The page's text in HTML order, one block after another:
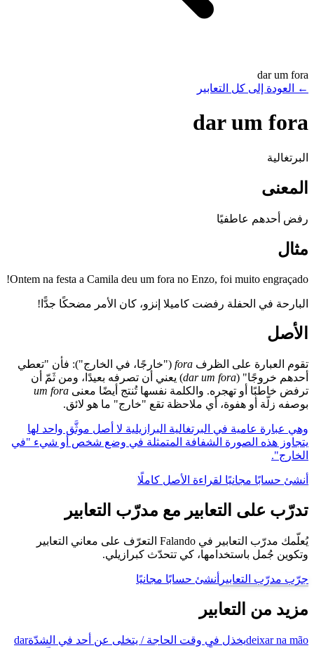
dar um fora
←
العودة إلى كل التعابير
dar um fora
البرتغالية
المعنى
رفض أحدهم عاطفيًا
مثال
Ontem na festa a Camila deu um fora no Enzo, foi muito engraçado!
البارحة في الحفلة رفضت كاميلا إنزو، كان الأمر مضحكًا جدًّا!
الأصل
تقوم العبارة على الظرف fora ("خارجًا، في الخارج"): فأن "تعطي
أحدهم خروجًا" (dar um fora) يعني أن تصرفه بعيدًا، ومن ثَمّ أن
ترفض خاطبًا أو تهجره. والكلمة نفسها تُنتج أيضًا معنى um fora
بوصفه زلّة أو هفوة، أي ملاحظة تقع "خارج" ما هو لائق.
وهي عبارة عامية في البرتغالية البرازيلية لا أصل موثَّق واحد لها
يتجاوز هذه الصورة الشفافة المتمثلة في وضع شخص أو شيء "في
الخارج".
أنشئ حسابًا مجانيًا لقراءة الأصل كاملًا
تدرّب على التعابير مع مدرّب التعابير
يُعلّمك مدرّب التعابير في Falando التعرّف على معاني التعابير
وتكوين جُمل باستخدامها، كي تتحدّث كبرازيلي.
جرّب مدرّب التعابير أنشئ حسابًا مجانيًا
مزيد من التعابير
deixar na mãoيخذل في وقت الحاجة / يتخلى عن أحد في الشدّةdar